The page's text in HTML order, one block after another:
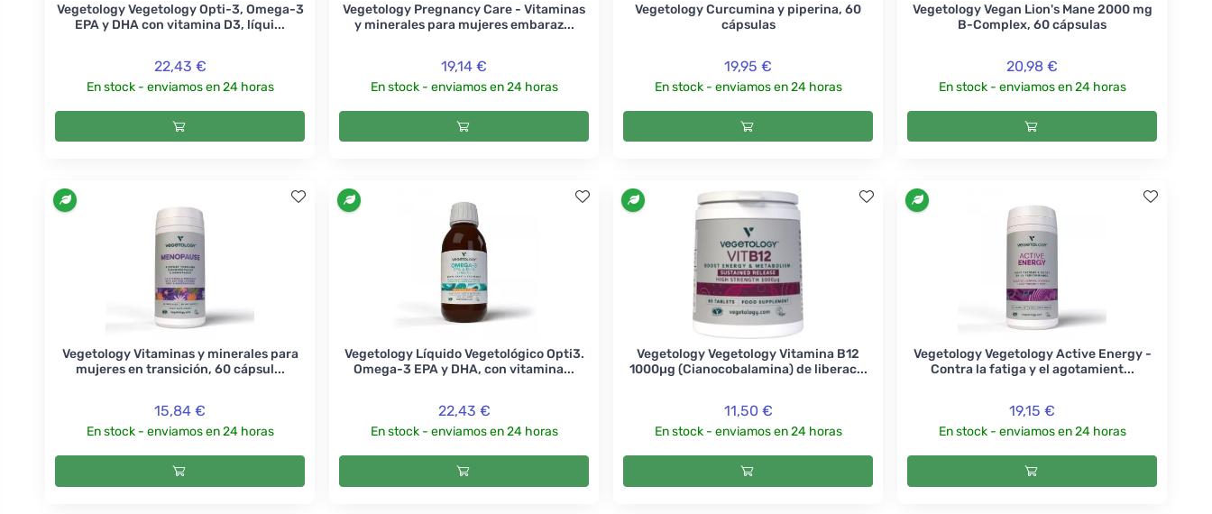
Vegetology Vegetology Opti-3, Omega-3
EPA y DHA con vitamina D3, líqui...
22,43 €
En stock - enviamos en 24 horas
Vegetology Pregnancy Care - Vitaminas
y minerales para mujeres embaraz...
19,14 €
En stock - enviamos en 24 horas
Vegetology Curcumina y piperina, 60
cápsulas
19,95 €
En stock - enviamos en 24 horas
Vegetology Vegan Lion's Mane 2000 mg
B-Complex, 60 cápsulas
20,98 €
En stock - enviamos en 24 horas
Vegetology Vitaminas y minerales para
mujeres en transición, 60 cápsul...
15,84 €
En stock - enviamos en 24 horas
Vegetology Líquido Vegetológico Opti3.
Omega-3 EPA y DHA, con vitamina...
22,43 €
En stock - enviamos en 24 horas
Vegetology Vegetology Vitamina B12
1000µg (Cianocobalamina) de liberac...
11,50 €
En stock - enviamos en 24 horas
Vegetology Vegetology Active Energy -
Contra la fatiga y el agotamient...
19,15 €
En stock - enviamos en 24 horas